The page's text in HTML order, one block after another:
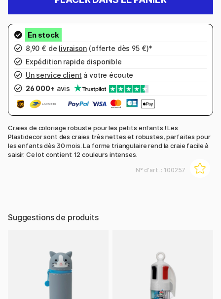
8,90 € de livraison (offerte dès 95 €)*
Expédition rapide disponible
Un service client à votre écoute
26 000+ avis
Craies de coloriage robuste pour les petits enfants ! Les
Plastidecor sont des craies très nettes et robustes, parfaites pour
les enfants dès 30 mois. La forme triangulaire rend la craie facile à
saisir. Ce lot contient 12 couleurs intenses.
N° d'art. : 100257
Suggestions de produits